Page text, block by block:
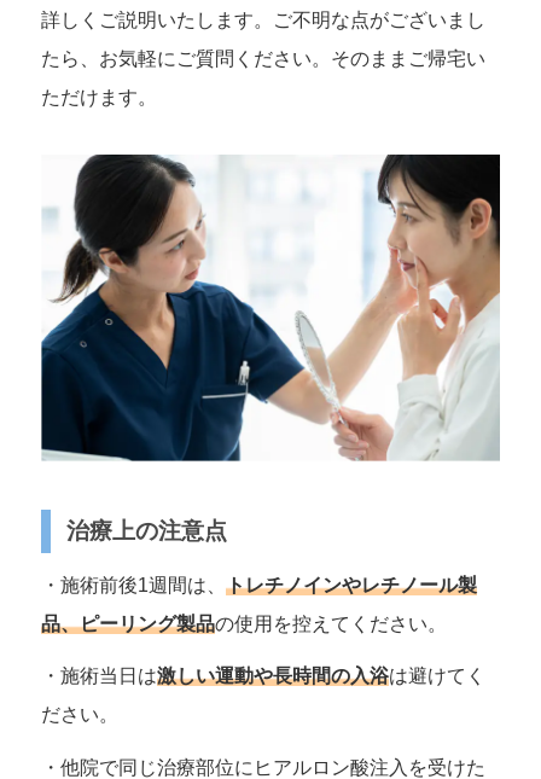
詳しくご説明いたします。ご不明な点がございまし
たら、お気軽にご質問ください。そのままご帰宅い
ただけます。
治療上の注意点
・施術前後1週間は、 トレチノインやレチノール製
品、ピーリング製品の使用を控えてください。
・施術当日は激しい運動や長時間の入浴は避けてく
ださい。
・他院で同じ治療部位にヒアルロン酸注入を受けた